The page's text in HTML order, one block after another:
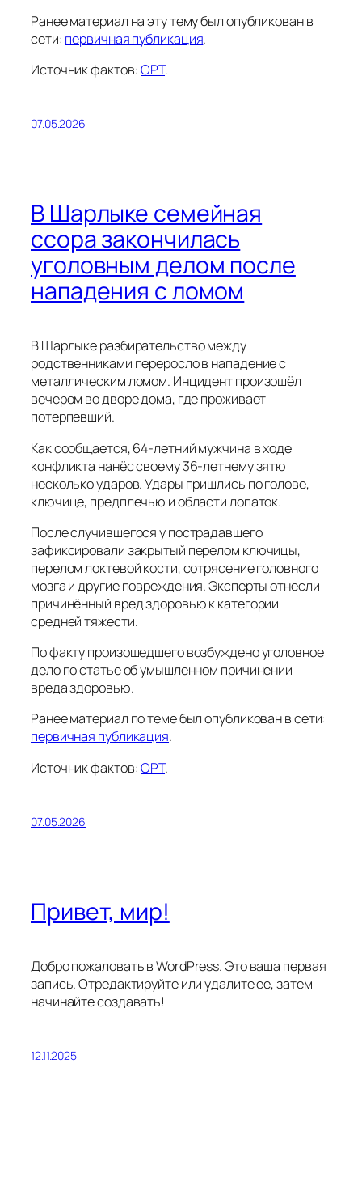
Ранее материал на эту тему был опубликован в
сети: первичная публикация.
Источник фактов:ОРТ.
07.05.2026
В Шарлыке семейная
ссора закончилась
уголовным делом после
нападения с ломом
В Шарлыке разбирательство между
родственниками переросло в нападение с
металлическим ломом. Инцидент произошёл
вечером во дворе дома, где проживает
потерпевший.
Как сообщается, 64-летний мужчина в ходе
конфликта нанёс своему 36-летнему зятю
несколько ударов. Удары пришлись по голове,
ключице, предплечью и области лопаток.
После случившегося у пострадавшего
зафиксировали закрытый перелом ключицы,
перелом локтевой кости, сотрясение головного
мозга и другие повреждения. Эксперты отнесли
причинённый вред здоровью к категории
средней тяжести.
По факту произошедшего возбуждено уголовное
дело по статье об умышленном причинении
вреда здоровью.
Ранее материал по теме был опубликован в сети:
первичная публикация.
Источник фактов:ОРТ.
07.05.2026
Привет, мир!
Добро пожаловать в WordPress. Это ваша первая
запись. Отредактируйте или удалите ее, затем
начинайте создавать!
12.11.2025